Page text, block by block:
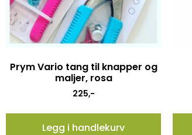
Prym Vario tang til knapper og
maljer, rosa
225,-
Legg i handlekurv